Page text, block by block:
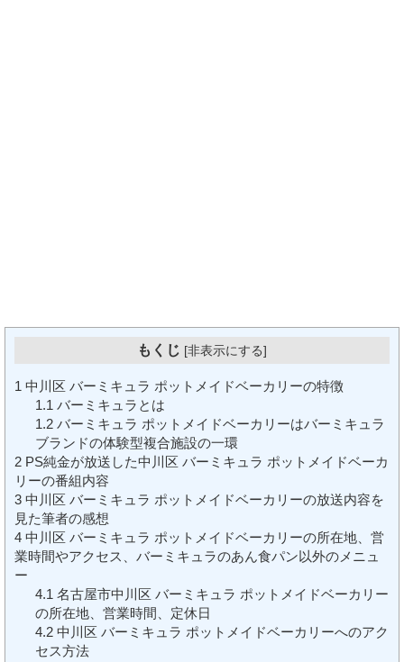
もくじ [非表示にする]
1 中川区 バーミキュラ ポットメイドベーカリーの特徴
1.1バーミキュラとは
1.2バーミキュラ ポットメイドベーカリーはバーミキュラ
ブランドの体験型複合施設の一環
2 PS純金が放送した中川区 バーミキュラ ポットメイドベーカ
リーの番組内容
3 中川区 バーミキュラ ポットメイドベーカリーの放送内容を
見た筆者の感想
4 中川区 バーミキュラ ポットメイドベーカリーの所在地、営
業時間やアクセス、バーミキュラのあん食パン以外のメニュ
ー
4.1名古屋市中川区 バーミキュラ ポットメイドベーカリー
の所在地、営業時間、定休日
4.2中川区 バーミキュラ ポットメイドベーカリーへのアク
セス方法